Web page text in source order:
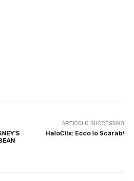
ARTICOLO SUCCESSIVO
HaloClix: Ecco lo Scarab!